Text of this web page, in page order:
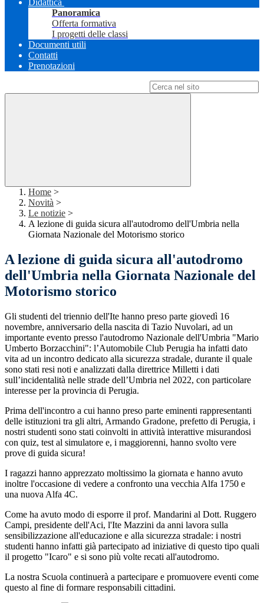
Didattica
Panoramica
Offerta formativa
I progetti delle classi
Documenti utili
Contatti
Prenotazioni
Home >
Novità >
Le notizie >
A lezione di guida sicura all'autodromo dell'Umbria nella
Giornata Nazionale del Motorismo storico
A lezione di guida sicura all'autodromo
dell'Umbria nella Giornata Nazionale del
Motorismo storico
Gli studenti del triennio dell'Ite hanno preso parte giovedì 16
novembre, anniversario della nascita di Tazio Nuvolari, ad un
importante evento presso l'autodromo Nazionale dell'Umbria "Mario
Umberto Borzacchini": l’Automobile Club Perugia ha infatti dato
vita ad un incontro dedicato alla sicurezza stradale, durante il quale
sono stati resi noti e analizzati dalla direttrice Milletti i dati
sull’incidentalità nelle strade dell’Umbria nel 2022, con particolare
interesse per la provincia di Perugia.
Prima dell'incontro a cui hanno preso parte eminenti rappresentanti
delle istituzioni tra gli altri, Armando Gradone, prefetto di Perugia, i
nostri studenti sono stati coinvolti in attività interattive misurandosi
con quiz, test al simulatore e, i maggiorenni, hanno svolto vere
prove di guida sicura!
I ragazzi hanno apprezzato moltissimo la giornata e hanno avuto
inoltre l'occasione di vedere a confronto una vecchia Alfa 1750 e
una nuova Alfa 4C.
Come ha avuto modo di esporre il prof. Mandarini al Dott. Ruggero
Campi, presidente dell'Aci, l'Ite Mazzini da anni lavora sulla
sensibilizzazione all'educazione e alla sicurezza stradale: i nostri
studenti hanno infatti già partecipato ad iniziative di questo tipo quali
il progetto "Icaro" e si sono più volte recati all'autodromo.
La nostra Scuola continuerà a partecipare e promuovere eventi come
questo al fine di formare responsabili cittadini.